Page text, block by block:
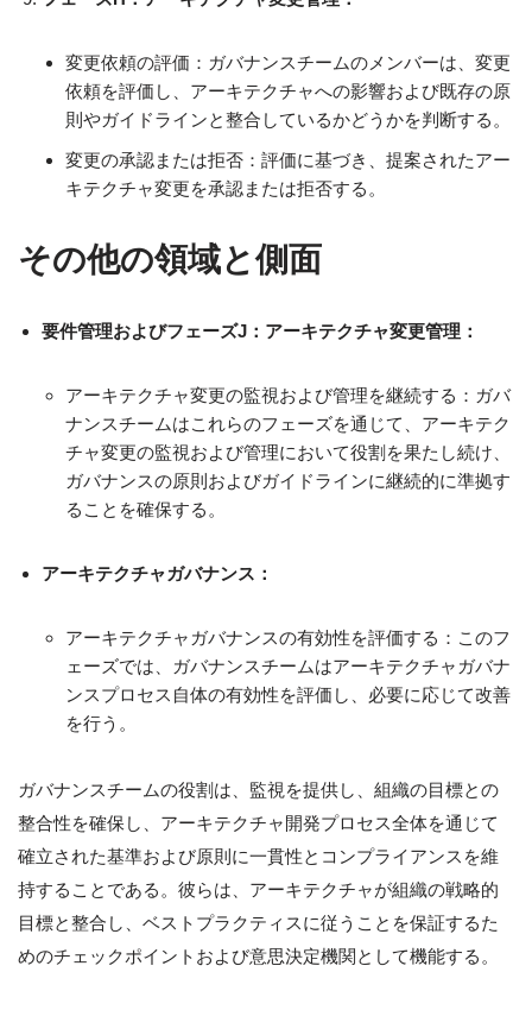
変更依頼の評価：ガバナンスチームのメンバーは、変更
依頼を評価し、アーキテクチャへの影響および既存の原
則やガイドラインと整合しているかどうかを判断する。
変更の承認または拒否：評価に基づき、提案されたアー
キテクチャ変更を承認または拒否する。
その他の領域と側面
要件管理およびフェーズJ：アーキテクチャ変更管理：
アーキテクチャ変更の監視および管理を継続する：ガバ
ナンスチームはこれらのフェーズを通じて、アーキテク
チャ変更の監視および管理において役割を果たし続け、
ガバナンスの原則およびガイドラインに継続的に準拠す
ることを確保する。
アーキテクチャガバナンス：
アーキテクチャガバナンスの有効性を評価する：このフ
ェーズでは、ガバナンスチームはアーキテクチャガバナ
ンスプロセス自体の有効性を評価し、必要に応じて改善
を行う。
ガバナンスチームの役割は、監視を提供し、組織の目標との
整合性を確保し、アーキテクチャ開発プロセス全体を通じて
確立された基準および原則に一貫性とコンプライアンスを維
持することである。彼らは、アーキテクチャが組織の戦略的
目標と整合し、ベストプラクティスに従うことを保証するた
めのチェックポイントおよび意思決定機関として機能する。